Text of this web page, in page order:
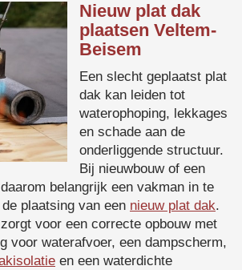
Nieuw plat dak
plaatsen Veltem-
Beisem
Een slecht geplaatst plat
dak kan leiden tot
waterophoping, lekkages
en schade aan de
onderliggende structuur.
Bij nieuwbouw of een
belangrijk een vakman in te
plaatsing van een nieuw plat dak.
voor een correcte opbouw met
voor waterafvoer, een dampscherm,
en een waterdichte